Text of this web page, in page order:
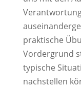
praktische
Vordergrund
typische
nachstellen